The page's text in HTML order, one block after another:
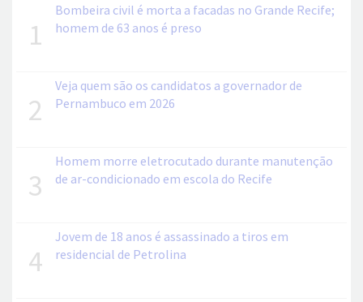
1
Bombeira civil é morta a facadas no Grande Recife;
homem de 63 anos é preso
2
Veja quem são os candidatos a governador de
Pernambuco em 2026
3
Homem morre eletrocutado durante manutenção
de ar-condicionado em escola do Recife
4
Jovem de 18 anos é assassinado a tiros em
residencial de Petrolina